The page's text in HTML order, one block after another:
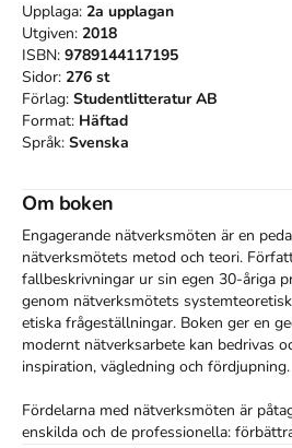
Upplaga: 2a upplagan
Utgiven: 2018
ISBN: 9789144117195
Sidor: 276 st
Förlag: Studentlitteratur AB
Format: Häftad
Språk: Svenska
Om boken
Engagerande nätverksmöten är en
nätverksmötets metod och teori.
fallbeskrivningar ur sin egen 30-åriga
genom nätverksmötets
etiska frågeställningar. Boken ger en
modernt nätverksarbete kan bedrivas
inspiration, vägledning och fördjupning.
Fördelarna med nätverksmöten är
enskilda och de professionella: